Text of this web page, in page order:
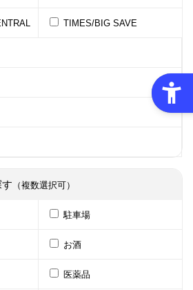
TIMES/BIG SAVE
（複数選択可）
駐車場
お酒
医薬品